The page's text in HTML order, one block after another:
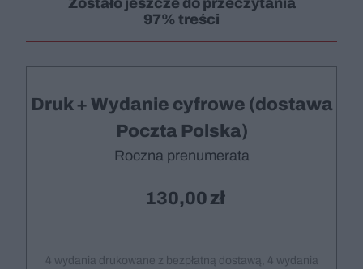
97% treści
Druk + Wydanie cyfrowe (dostawa
Poczta Polska)
Roczna prenumerata
130,00
4 wydania drukowane z bezpłatną dostawą, 4 wydania